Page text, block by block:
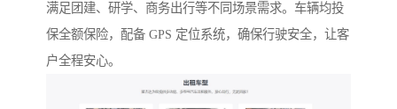
满足团建、研学、商务出行等不同场景需求。车辆均投
保全额保险，配备 GPS 定位系统，确保行驶安全，让客
户全程安心。